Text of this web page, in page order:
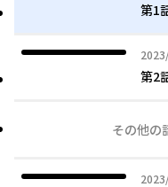
第1
2023
第2
その他の
2023